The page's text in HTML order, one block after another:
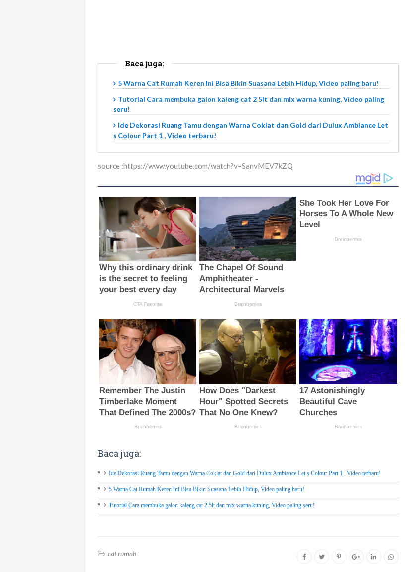
Baca juga:
5 Warna Cat Rumah Keren Ini Bisa Bikin Suasana Lebih Hidup, Video paling baru!
Tutorial Cara membuka galon kaleng cat 2 5lt dan mix warna kuning, Video paling
seru!
Ide Dekorasi Ruang Tamu dengan Warna Coklat dan Gold dari Dulux Ambiance Let
s Colour Part 1 , Video terbaru!
source :https://www.youtube.com/watch?v=SanvMEV7kZQ
Baca juga:
Ide Dekorasi Ruang Tamu dengan Warna Coklat dan Gold dari Dulux Ambiance Let s Colour Part 1 , Video terbaru!
5 Warna Cat Rumah Keren Ini Bisa Bikin Suasana Lebih Hidup, Video paling baru!
Tutorial Cara membuka galon kaleng cat 2 5lt dan mix warna kuning, Video paling seru!
cat rumah